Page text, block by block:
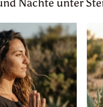
Nächte unter